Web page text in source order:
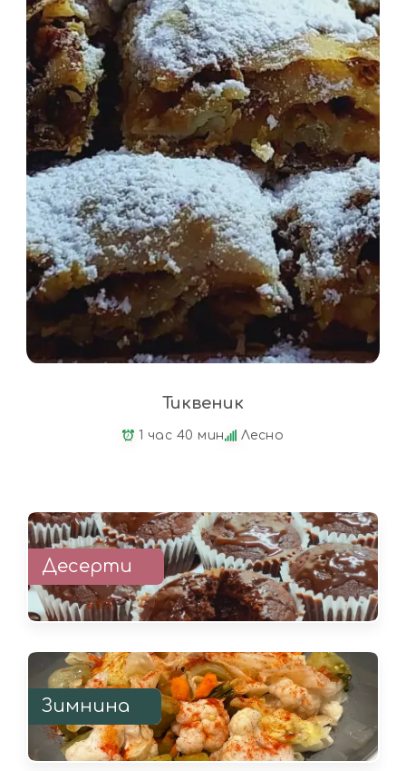
Тиквеник
1 час 40 мин Лесно
Десерти
Зимнина